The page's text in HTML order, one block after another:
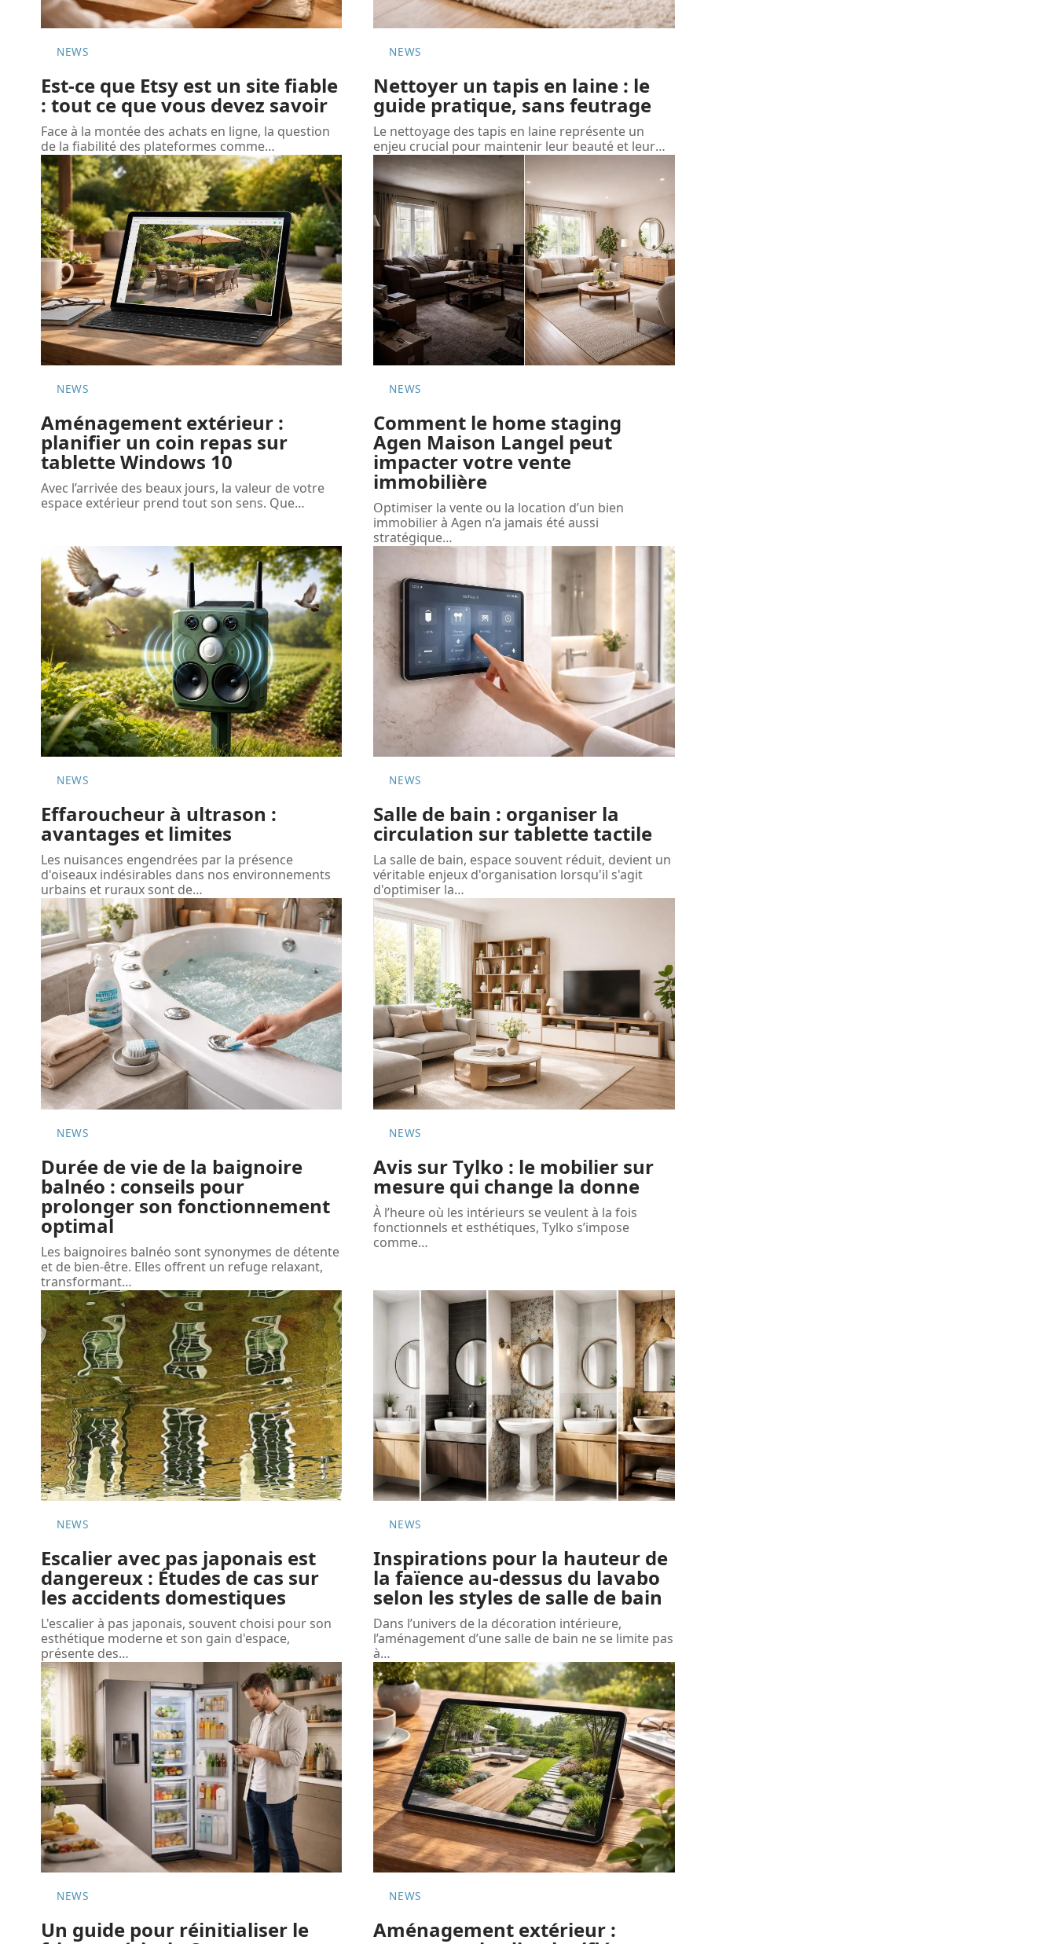
NEWS
Est-ce que Etsy est un site fiable
: tout ce que vous devez savoir
Face à la montée des achats en ligne, la question
de la fiabilité des plateformes comme…
NEWS
Nettoyer un tapis en laine : le
guide pratique, sans feutrage
Le nettoyage des tapis en laine représente un
enjeu crucial pour maintenir leur beauté et leur…
NEWS
Aménagement extérieur :
planifier un coin repas sur
tablette Windows 10
Avec l’arrivée des beaux jours, la valeur de votre
espace extérieur prend tout son sens. Que…
NEWS
Comment le home staging
Agen Maison Langel peut
impacter votre vente
immobilière
Optimiser la vente ou la location d’un bien
immobilier à Agen n’a jamais été aussi
stratégique…
NEWS
Effaroucheur à ultrason :
avantages et limites
Les nuisances engendrées par la présence
d'oiseaux indésirables dans nos environnements
urbains et ruraux sont de…
NEWS
Salle de bain : organiser la
circulation sur tablette tactile
La salle de bain, espace souvent réduit, devient un
véritable enjeux d'organisation lorsqu'il s'agit
d'optimiser la…
NEWS
Durée de vie de la baignoire
balnéo : conseils pour
prolonger son fonctionnement
optimal
Les baignoires balnéo sont synonymes de détente
et de bien-être. Elles offrent un refuge relaxant,
transformant…
NEWS
Avis sur Tylko : le mobilier sur
mesure qui change la donne
À l’heure où les intérieurs se veulent à la fois
fonctionnels et esthétiques, Tylko s’impose
comme…
NEWS
Escalier avec pas japonais est
dangereux : Études de cas sur
les accidents domestiques
L'escalier à pas japonais, souvent choisi pour son
esthétique moderne et son gain d'espace,
présente des…
NEWS
Inspirations pour la hauteur de
la faïence au-dessus du lavabo
selon les styles de salle de bain
Dans l’univers de la décoration intérieure,
l’aménagement d’une salle de bain ne se limite pas
à…
NEWS
Un guide pour réinitialiser le
NEWS
Aménagement extérieur :